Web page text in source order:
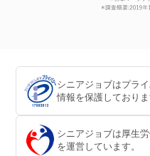
シニアジョブはプラ
情報を保護しておりま
シニアジョブは厚生
を運営しています。